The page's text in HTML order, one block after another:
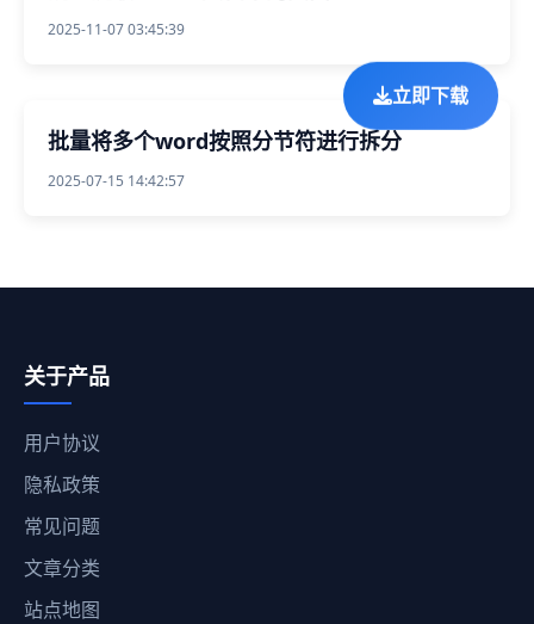
2025-11-07 03:45:39
批量将多个word按照分节符进行拆分
2025-07-15 14:42:57
立即下载
关于产品
用户协议
隐私政策
常见问题
文章分类
站点地图